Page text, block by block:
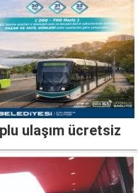
ulaşım ücretsiz